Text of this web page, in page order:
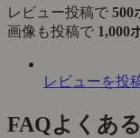
レビュー投稿で 500
画像も投稿で 1,000
レビューを投
FAQよくあ